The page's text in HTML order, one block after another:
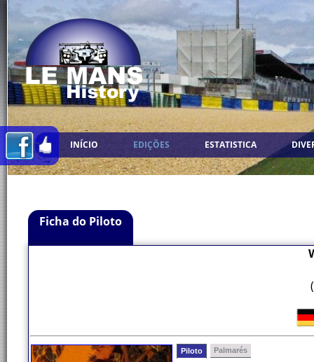
INÍCIO EDIÇÕES ESTATISTICA
Ficha do Piloto
Piloto Palmarés